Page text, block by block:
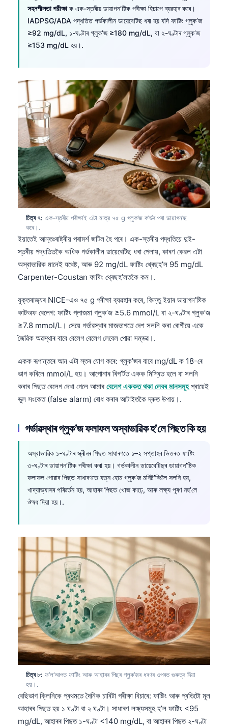
সহনশীলতা পরীক্ষাক এক-স্তৰীয় ডায়াগন’ষ্টিক পৰীক্ষা হিচাপে ব্যৱহাৰ কৰে।
IADPSG/ADA পদ্ধতিত গৰ্ভকালীন ডায়েবেটিছ ধৰা হয় যদি ফাষ্টিং গ্লুক’জ
≥92 mg/dL, ১-ঘণ্টাৰ গ্লুক’জ ≥180 mg/dL, বা ২-ঘণ্টাৰ গ্লুক’জ
≥153 mg/dL হয়।.
চিত্ৰ ৭: এক-স্তৰীয় পৰীক্ষাই এটা মাত্র ৭৫ g গ্লুক’জ ক’ৰ্ভৰ পৰা ডায়াগন’ছ
কৰে।.
ইয়াতেই আন্তঃৰাষ্ট্ৰীয় পৰামৰ্শ জটিল হৈ পৰে। এক-স্তৰীয় পদ্ধতিয়ে দুই-
স্তৰীয় পদ্ধতিতকৈ অধিক গৰ্ভকালীন ডায়েবেটিছ ধৰা পেলায়, কাৰণ কেৱল এটা
অস্বাভাৱিক মানেই যথেষ্ট, আৰু 92 mg/dL ফাষ্টিং থ্ৰেছহ’ল 95 mg/dL
Carpenter-Coustan ফাষ্টিং থ্ৰেছহ’লতকৈ কম।.
যুক্তৰাজ্যৰ NICE-এও ৭৫ g পৰীক্ষা ব্যৱহাৰ কৰে, কিন্তু ইয়াৰ ডায়াগন’ষ্টিক
কাটঅফ বেলেগ: ফাষ্টিং প্লাজমা গ্লুক’জ ≥5.6 mmol/L বা ২-ঘণ্টাৰ গ্লুক’জ
≥7.8 mmol/L। সেয়ে গৰ্ভাৱস্থাৰ মাজভাগতে দেশ সলনি কৰা ৰোগীয়ে একে
জৈৱিক অৱস্থাৰ বাবে বেলেগ বেলেগ লেবেল পোৱা সম্ভৱ।.
একক ৰূপান্তৰে আন এটা স্তৰ যোগ কৰে: গ্লুক’জৰ বাবে mg/dL ক 18-ৰে
ভাগ কৰিলে mmol/L হয়। আপোনাৰ ৰিপ’ৰ্টত একক মিশ্ৰিত হলে বা সলনি
কৰাৰ পিছত বেলেগ দেখা গেলে আমাৰ বেলেগ এককত থকা লেবৰ মানসমূহপ্ৰায়েই
ভুল সংকেত (false alarm) ৰোধ কৰাৰ আটাইতকৈ দ্ৰুত উপায়।.
গৰ্ভাৱস্থাৰ গ্লুক’জ ফলাফল অস্বাভাৱিক হ’লে পিছত কি হয়
অস্বাভাৱিক ১-ঘণ্টাৰ স্ক্ৰীনৰ পিছত সাধাৰণতে ১–২ সপ্তাহৰ ভিতৰত ফাষ্টিং
৩-ঘণ্টাৰ ডায়াগন’ষ্টিক পৰীক্ষা কৰা হয়। গৰ্ভকালীন ডায়েবেটিছৰ ডায়াগন’ষ্টিক
ফলাফল পোৱাৰ পিছত সাধাৰণতে যত্ন হোম গ্লুক’জ মনিট’ৰিংলৈ সলনি হয়,
খাদ্যাভ্যাসৰ পৰিৱর্তন হয়, আহাৰৰ পিছত খোজ কাঢ়ে, আৰু লক্ষ্য পূৰণ নহ’লে
ঔষধ দিয়া হয়।.
চিত্ৰ ৮: ফ’ল’আপত ফাষ্টিং আৰু আহাৰৰ পিছৰ গ্লুক’জৰ ধৰণৰ ওপৰত গুৰুত্ব দিয়া
হয়।.
বেছিভাগ ক্লিনিকে প্ৰথমতে দৈনিক চাৰিটা পৰীক্ষা বিচাৰে: ফাষ্টিং আৰু প্ৰতিটো মূল
আহাৰৰ পিছত হয় ১ ঘণ্টা বা ২ ঘণ্টা। সাধাৰণ লক্ষ্যসমূহ হ’ল ফাষ্টিং <95
mg/dL, আহাৰৰ পিছত ১-ঘণ্টা <140 mg/dL, বা আহাৰৰ পিছত ২-ঘণ্টা
Македонски јазик
Euskara
Occitan
العربية المغربية
Afrikaans
Монгол
ພາສາລາວ
Basa Jawa
Cebuano
ئۇيغۇرچە
Беларуская мова
Esperanto
Frysk
Ślōnskŏ gŏdka
Norsk bokmål